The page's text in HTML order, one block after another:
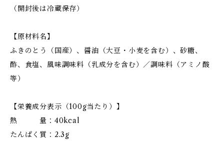
（開封後は冷蔵保存）
【原材料名】
ふきのとう（国産）、醤油（大豆・小麦を含む）、砂糖、
酢、食塩、風味調味料（乳成分を含む）／調味料（アミノ酸
等）
【栄養成分表示（100g当たり）】
熱 量：40kcal
たんぱく質：2.3g